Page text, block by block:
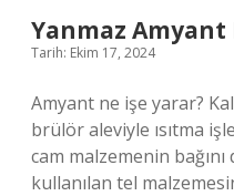
Yanmaz
Tarih: Ekim 17, 2024
Amyant ne işe yarar?
brülör aleviyle ısıtma
cam malzemenin bağını
kullanılan tel